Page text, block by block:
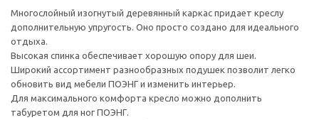
Многослойный изогнутый деревянный каркас придает креслу
дополнительную упругость. Оно просто создано для идеального
отдыха.
Высокая спинка обеспечивает хорошую опору для шеи.
Широкий ассортимент разнообразных подушек позволит легко
обновить вид мебели ПОЭНГ и изменить интерьер.
Для максимального комфорта кресло можно дополнить
табуретом для ног ПОЭНГ.